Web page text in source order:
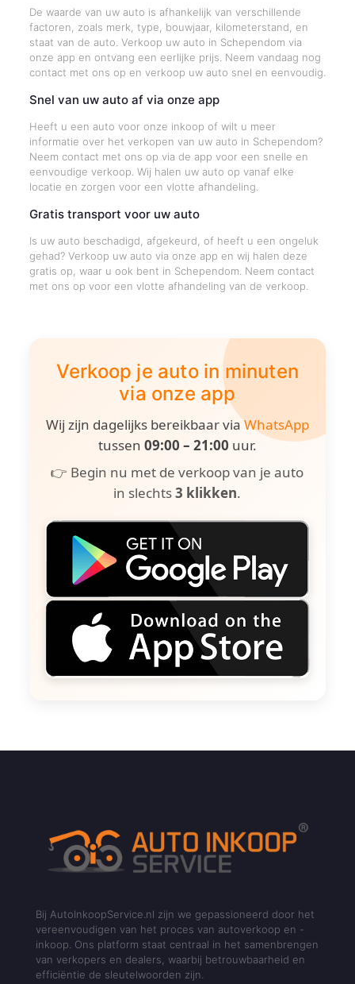
De waarde van uw auto is afhankelijk van verschillende
factoren, zoals merk, type, bouwjaar, kilometerstand, en
staat van de auto. Verkoop uw auto in Schependom via
onze app en ontvang een eerlijke prijs. Neem vandaag nog
contact met ons op en verkoop uw auto snel en eenvoudig.
Snel van uw auto af via onze app
Heeft u een auto voor onze inkoop of wilt u meer
informatie over het verkopen van uw auto in Schependom?
Neem contact met ons op via de app voor een snelle en
eenvoudige verkoop. Wij halen uw auto op vanaf elke
locatie en zorgen voor een vlotte afhandeling.
Gratis transport voor uw auto
Is uw auto beschadigd, afgekeurd, of heeft u een ongeluk
gehad? Verkoop uw auto via onze app en wij halen deze
gratis op, waar u ook bent in Schependom. Neem contact
met ons op voor een vlotte afhandeling van de verkoop.
Verkoop je auto in minuten
via onze app
Wij zijn dagelijks bereikbaar viaWhatsApp
tussen 09:00 – 21:00 uur.
👉 Begin nu met de verkoop van je auto
in slechts3 klikken.
Bij AutoInkoopService.nl zijn we gepassioneerd door het
vereenvoudigen van het proces van autoverkoop en -
inkoop. Ons platform staat centraal in het samenbrengen
van verkopers en dealers, waarbij betrouwbaarheid en
efficiëntie de sleutelwoorden zijn.